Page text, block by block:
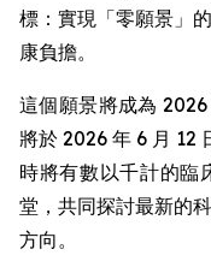
標：實現「零願景」
康負擔。
這個願景將成為
將於 2026 年 6 月 12
時將有數以千計的臨
堂，共同探討最新的
方向。